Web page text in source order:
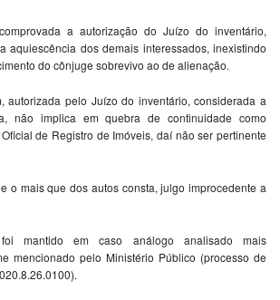
a autorização do Juízo do inventário,
aquiescência dos demais interessados, inexistindo
do cônjuge sobrevivo ao de alienação.
autorizada pelo Juízo do inventário, considerada a
não implica em quebra de continuidade como
de Registro de Imóveis, daí não ser pertinente
o mais que dos autos consta, julgo improcedente a
foi mantido em caso análogo analisado mais
mencionado pelo Ministério Público (processo de